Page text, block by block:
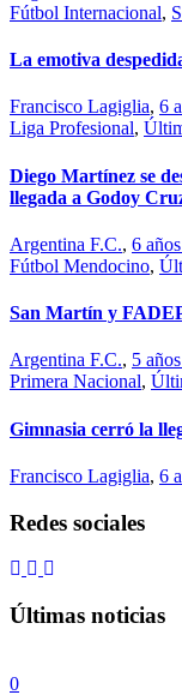
Fútbol Internacional,
La emotiva
Francisco Lagiglia, 6
Liga Profesional,
Diego Martínez se
llegada a Godoy
Argentina F.C., 6
Fútbol Mendocino,
San Martín y
Argentina F.C., 5
Primera Nacional,
Gimnasia cerró la
Francisco Lagiglia, 6
Redes sociales
Últimas noticias
0